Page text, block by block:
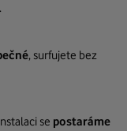
, surfujete bez
se postaráme